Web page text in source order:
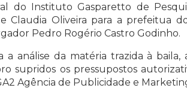
do Instituto Gasparetto de
Claudia Oliveira para a prefeitua
Pedro Rogério Castro Godinho.
a análise da matéria trazida à baila,
supridos os pressupostos
Agência de Publicidade e